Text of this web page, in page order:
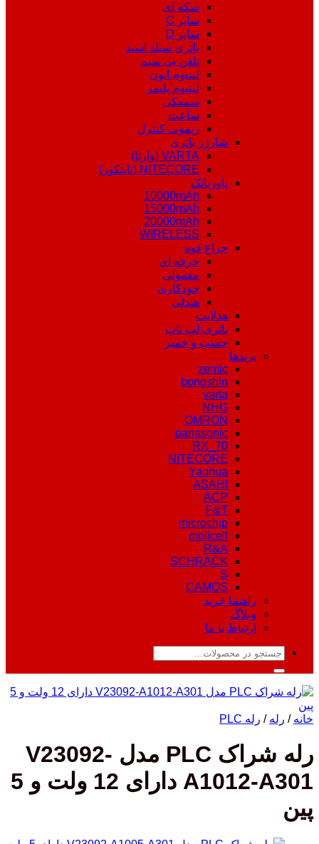
سکه ای
سایز C
سایز D
باتری سیلد اسید
تلفن بی سیم
لیتیوم ایون
لیتیوم پلیمر
سمعکی
ساعت
ریموت کنترل
شارژر باتری
VARTA (وارتا)
NITECORE (نایتکور)
پاوربانک
10000mAh
15000mAh
20000mAh
WIRELESS
چراغ قوه
حرفه ای
معمولی
خودکاری
هندلی
هدلایت
باتری لپ تاپ
چسب و خمیر
برندها
zemic
bongshin
varta
NHG
OMRON
panasonic
RX_70
NITECORE
Yaohua
ASAHI
ACP
F&T
microchip
molicell
R&A
SCHRACK
S
CAMOS
راهنما خرید
وبلاگ
ارتباط با ما
جستجو
خانه / رله / رله PLC
رله شراک PLC مدل V23092-
A1012-A301 دارای 12 ولت و 5
پین